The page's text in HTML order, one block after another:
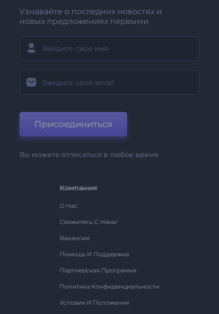
Узнавайте о последних новостях и
новых предложениях первыми
Присоединиться
Вы можете отписаться в любое время
Компания
О Нас
Свяжитесь С Нами
Вакансии
Помощь И Поддержка
Партнерская Программа
Политика Конфиденциальности
Условия И Положения